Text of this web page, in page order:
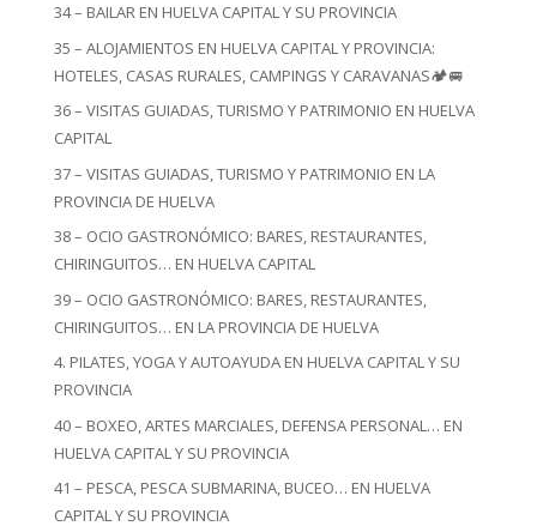
34 – BAILAR EN HUELVA CAPITAL Y SU PROVINCIA
35 – ALOJAMIENTOS EN HUELVA CAPITAL Y PROVINCIA:
HOTELES, CASAS RURALES, CAMPINGS Y CARAVANAS🏕️🚐
36 – VISITAS GUIADAS, TURISMO Y PATRIMONIO EN HUELVA
CAPITAL
37 – VISITAS GUIADAS, TURISMO Y PATRIMONIO EN LA
PROVINCIA DE HUELVA
38 – OCIO GASTRONÓMICO: BARES, RESTAURANTES,
CHIRINGUITOS… EN HUELVA CAPITAL
39 – OCIO GASTRONÓMICO: BARES, RESTAURANTES,
CHIRINGUITOS… EN LA PROVINCIA DE HUELVA
4. PILATES, YOGA Y AUTOAYUDA EN HUELVA CAPITAL Y SU
PROVINCIA
40 – BOXEO, ARTES MARCIALES, DEFENSA PERSONAL… EN
HUELVA CAPITAL Y SU PROVINCIA
41 – PESCA, PESCA SUBMARINA, BUCEO… EN HUELVA
CAPITAL Y SU PROVINCIA